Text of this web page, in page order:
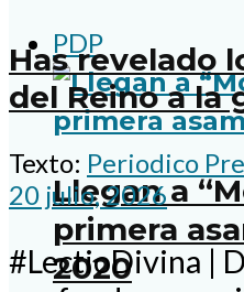
PDP
Llegan a
primera
2020
Has revelado
del Reino a la
Texto: Periodico
20 julio, 2026
#LectioDivina |